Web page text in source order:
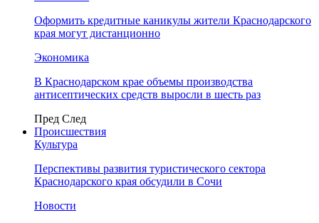
Оформить кредитные каникулы жители Краснодарского
края могут дистанционно
Экономика
В Краснодарском крае объемы производства
антисептических средств выросли в шесть раз
Пред След
Происшествия
Культура
Перспективы развития туристического сектора
Краснодарского края обсудили в Сочи
Новости